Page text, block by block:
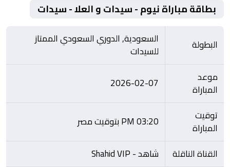
بطاقة مباراة نيوم - سيدات و العلا - سيدات
البطولة السعودية, الدوري السعودي الممتاز
للسيدات
موعد
المباراة
2026-02-07
توقيت
المباراة
03:20 PM بتوقيت مصر
القناة الناقلة
شاهد - Shahid VIP